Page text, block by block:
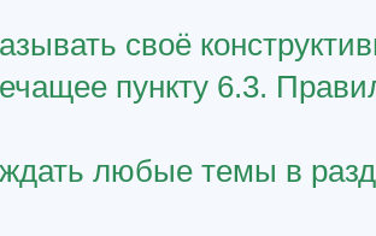
своё
пункту 6.3.
любые темы в